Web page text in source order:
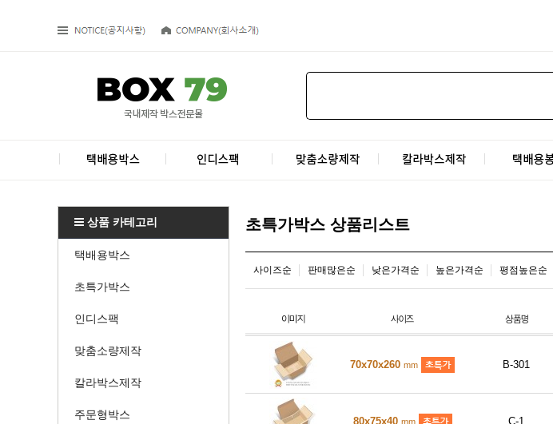
상품 카테고리
택배용박스
초특가박스
인디스팩
맞춤소량제작
칼라박스제작
주문형박스
초특가박스 상품리스트
사이즈순 판매많은순 낮은가격순 높은가격순 평점높은순
70x70x260 mm B-301
80x75x40 mm C-1